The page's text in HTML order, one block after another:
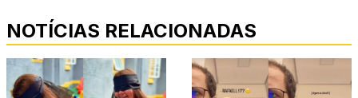
NOTÍCIAS RELACIONADAS